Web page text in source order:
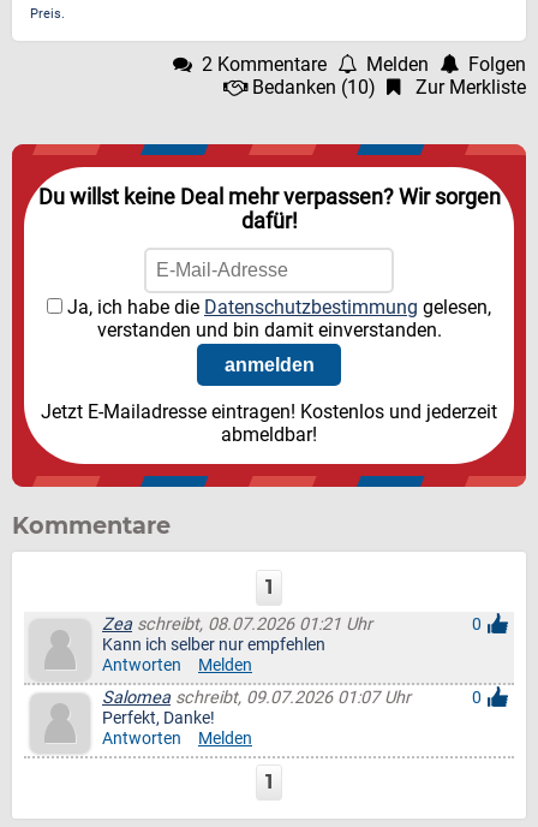
Preis.
2 Kommentare Melden
Folgen
Bedanken (10) Zur Merkliste
Du willst keine Deal mehr verpassen? Wir sorgen
dafür!
Ja, ich habe die Datenschutzbestimmung gelesen,
verstanden und bin damit einverstanden.
Jetzt E-Mailadresse eintragen! Kostenlos und jederzeit
abmeldbar!
Kommentare
1
Zea schreibt, 08.07.2026 01:21 Uhr
0
Kann ich selber nur empfehlen
Antworten
Melden
Salomeaschreibt, 09.07.2026 01:07 Uhr
0
Perfekt, Danke!
Antworten
Melden
1